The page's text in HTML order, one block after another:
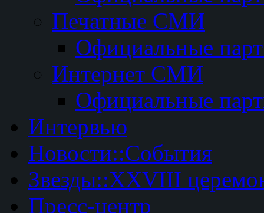
Печатные СМИ
Официальные
Интернет СМИ
Официальные
Интервью
Новости::События
Звезды::XXVIII
Пресс-центр